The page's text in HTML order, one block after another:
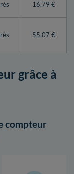
16,79 €
55,07 €
grâce à
compteur